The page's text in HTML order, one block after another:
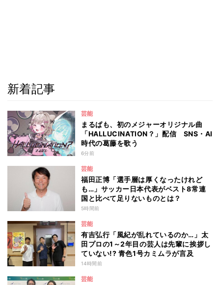
新着記事
芸能
まるぱも、初のメジャーオリジナル曲
「HALLUCINATION？」配信 SNS・AI
時代の葛藤を歌う
6分前
芸能
福田正博「選手層は厚くなったけれど
も…」サッカー日本代表がベスト8常連
国と比べて足りないものとは？
5時間前
芸能
有吉弘行「風紀が乱れているのか…」太
田プロの1～2年目の芸人は先輩に挨拶し
ていない!? 青色1号カミムラが言及
14時間前
芸能